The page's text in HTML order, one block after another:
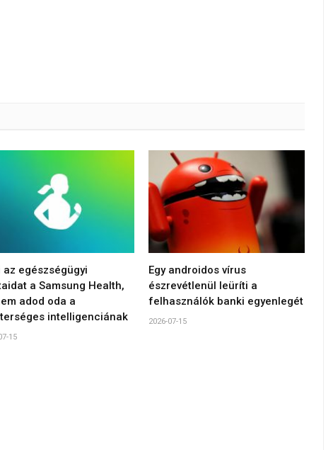
az egészségügyi
a Samsung Health,
adod oda a
intelligenciának
15
Egy androidos vírus
észrevétlenül leüríti a
felhasználók banki egyenlegét
2026-07-15